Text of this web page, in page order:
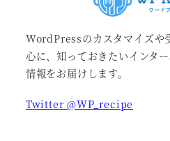
WordPressのカスタマイズや
心に、知っておきたいインタ
情報をお届けします。
Twitter @WP_recipe